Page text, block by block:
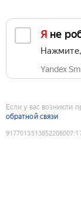
Я не
Yandex
Если у вас возникли
обратной связи
9177013513852208007: